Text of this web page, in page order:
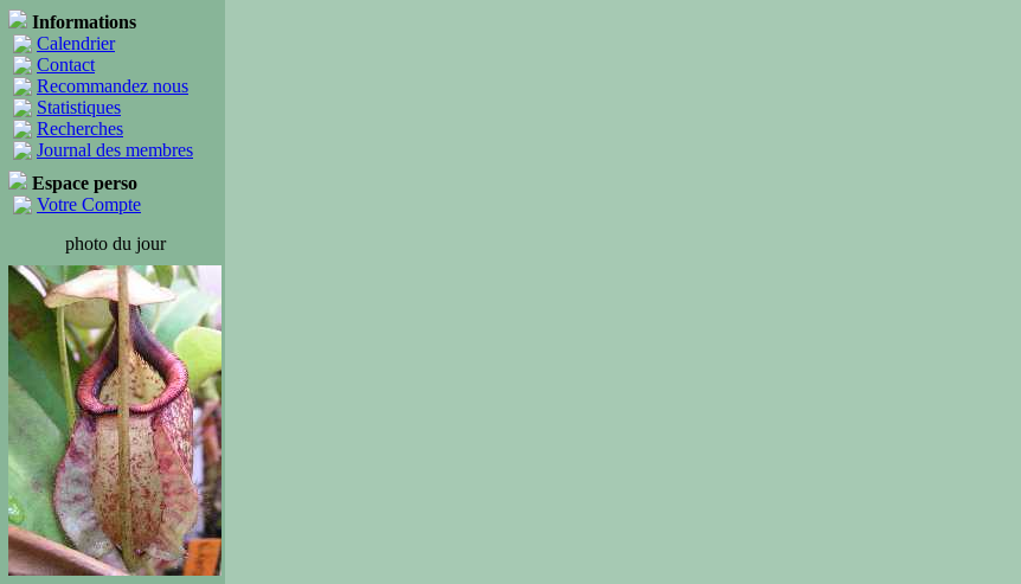
Informations
Calendrier
Contact
Recommandez nous
Statistiques
Recherches
Journal des membres
Espace perso
Votre Compte
photo du jour